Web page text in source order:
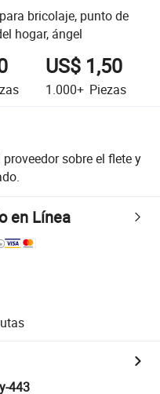
bricolaje, punto de
hogar, ángel
US$ 1,50
1.000+ Piezas
sobre el flete y
en Línea
443